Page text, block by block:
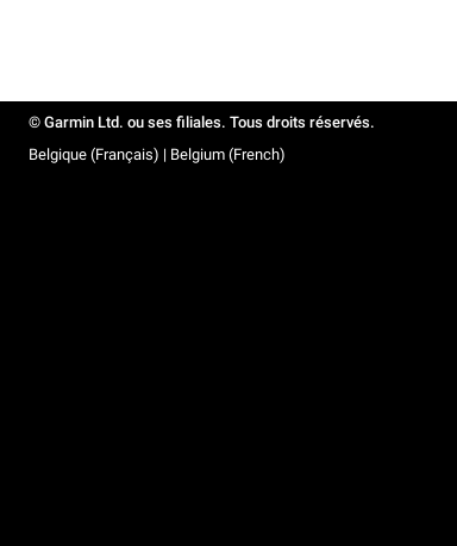
© Garmin Ltd. ou ses filiales. Tous droits réservés.
Belgique (Français) | Belgium (French)